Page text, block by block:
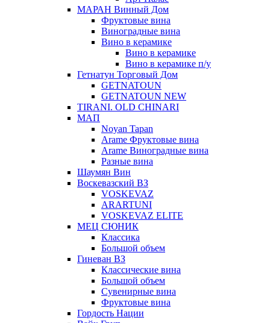
МАРАН Винный Дом
Фруктовые вина
Виноградные вина
Вино в керамике
Вино в керамике
Вино в керамике п/у
Гетнатун Торговый Дом
GETNATOUN
GETNATOUN NEW
TIRANI. OLD CHINARI
МАП
Noyan Tapan
Arame Фруктовые вина
Arame Виноградные вина
Разные вина
Шаумян Вин
Воскевазский ВЗ
VOSKEVAZ
ARARTUNI
VOSKEVAZ ELITE
МЕЦ СЮНИК
Классика
Большой объем
Гиневан ВЗ
Классические вина
Большой объем
Сувенирные вина
Фруктовые вина
Гордость Нации